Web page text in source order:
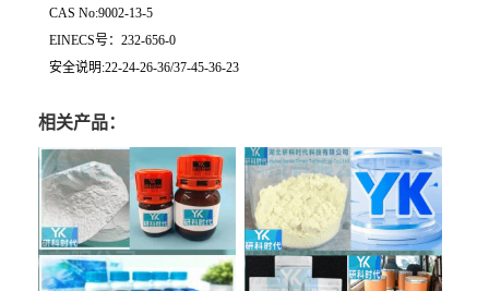
CAS No:9002-13-5
EINECS号：232-656-0
安全说明:22-24-26-36/37-45-36-23
相关产品：